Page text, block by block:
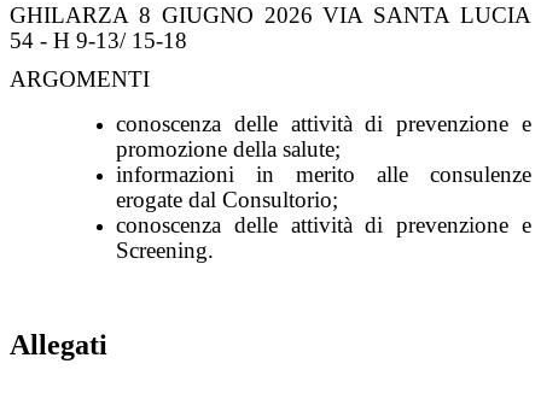
GHILARZA 8 GIUGNO 2026 VIA SANTA LUCIA
54 - H 9-13/ 15-18
ARGOMENTI
conoscenza delle attività di prevenzione e
promozione della salute;
informazioni in merito alle consulenze
erogate dal Consultorio;
conoscenza delle attività di prevenzione e
Screening.
Allegati